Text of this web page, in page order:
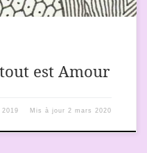
est Amour
Mis à jour2 mars 2020